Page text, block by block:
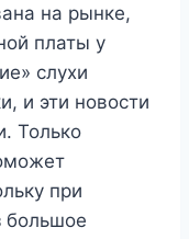
на рынке,
платы у
слухи
и эти новости
Только
при
большое